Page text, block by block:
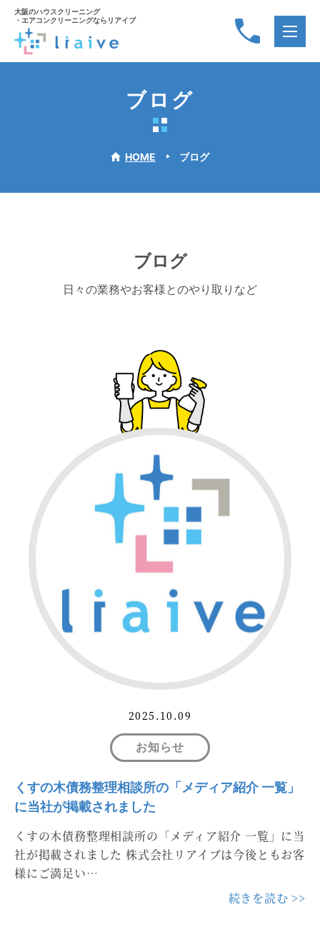
大阪のハウスクリーニング
・エアコンクリーニングならリアイブ
ブログ
HOME ブログ
ブログ
日々の業務やお客様とのやり取りなど
2025.10.09
お知らせ
くすの木債務整理相談所の「メディア紹介 一覧」
に当社が掲載されました
くすの木債務整理相談所の「メディア紹介 一覧」に当
社が掲載されました 株式会社リアイブは今後ともお客
様にご満足い…
続きを読む >>